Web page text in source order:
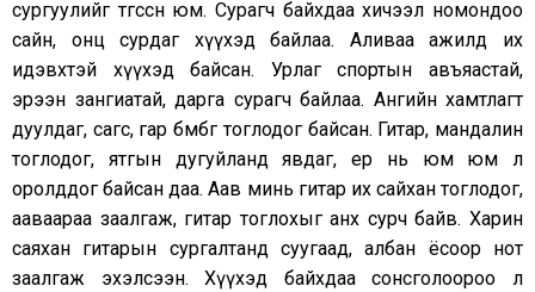
сургуулийг төгссөн юм. Сурагч байхдаа хичээл номондоо
сайн, онц сурдаг хүүхэд байлаа. Аливаа ажилд их
идэвхтэй хүүхэд байсан. Урлаг спортын авъяастай,
эрээн зангиатай, дарга сурагч байлаа. Ангийн хамтлагт
дуулдаг, сагс, гар бөмбөг тоглодог байсан. Гитар, мандалин
тоглодог, ятгын дугуйланд явдаг, ер нь юм юм л
оролддог байсан даа. Аав минь гитар их сайхан тоглодог,
ааваараа заалгаж, гитар тоглохыг анх сурч байв. Харин
саяхан гитарын сургалтанд суугаад, албан ёсоор нот
заалгаж эхэлсээн. Хүүхэд байхдаа сонсголоороо л